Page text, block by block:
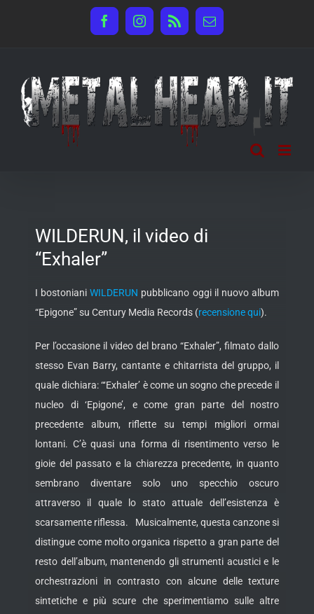
FacebookInstagram
Rss Email
WILDERUN, il video di
“Exhaler”
I bostonianiWILDERUN pubblicano oggi il nuovo album
“Epigone” su Century Media Records (recensione qui).
Per l’occasione il video del brano “Exhaler”, filmato dallo
stesso Evan Barry, cantante e chitarrista del gruppo, il
quale dichiara:“‘Exhaler’ è come un sogno che precede il
nucleo di ‘Epigone’, e come gran parte del nostro
precedente album, riflette su tempi migliori ormai
lontani. C’è quasi una forma di risentimento verso le
gioie del passato e la chiarezza precedente, in quanto
sembrano diventare solo uno specchio oscuro
attraverso il quale lo stato attuale dell’esistenza è
scarsamente riflessa. Musicalmente, questa canzone si
distingue come molto organica rispetto a gran parte del
resto dell’album, mantenendo gli strumenti acustici e le
orchestrazioni in contrasto con alcune delle texture
sintetiche e più scure che sperimentiamo sulle altre